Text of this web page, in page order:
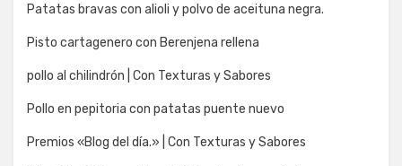
Patatas bravas con alioli y polvo de aceituna negra.
Pisto cartagenero con Berenjena rellena
pollo al chilindrón | Con Texturas y Sabores
Pollo en pepitoria con patatas puente nuevo
Premios «Blog del día.» | Con Texturas y Sabores